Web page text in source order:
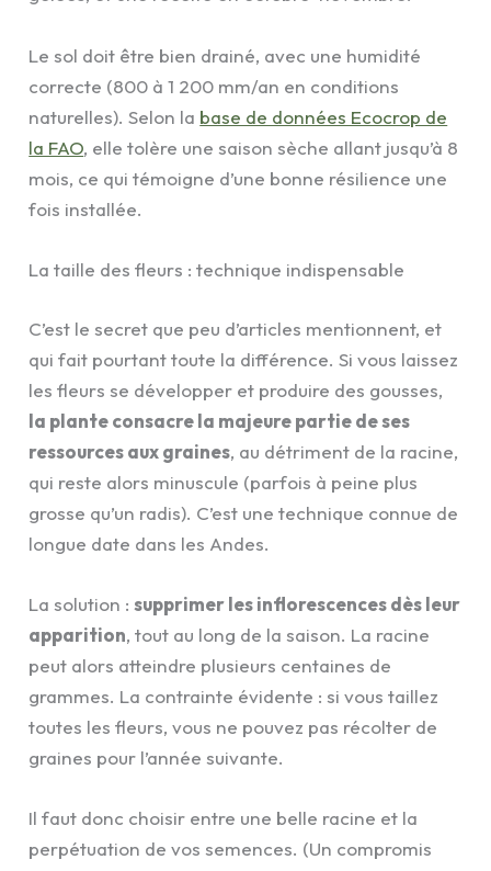
Le sol doit être bien drainé, avec une humidité
correcte (800 à 1 200 mm/an en conditions
naturelles). Selon la base de données Ecocrop de
la FAO, elle tolère une saison sèche allant jusqu’à 8
mois, ce qui témoigne d’une bonne résilience une
fois installée.
La taille des fleurs : technique indispensable
C’est le secret que peu d’articles mentionnent, et
qui fait pourtant toute la différence. Si vous laissez
les fleurs se développer et produire des gousses,
la plante consacre la majeure partie de ses
ressources aux graines, au détriment de la racine,
qui reste alors minuscule (parfois à peine plus
grosse qu’un radis). C’est une technique connue de
longue date dans les Andes.
La solution :supprimer les inflorescences dès leur
apparition, tout au long de la saison. La racine
peut alors atteindre plusieurs centaines de
grammes. La contrainte évidente : si vous taillez
toutes les fleurs, vous ne pouvez pas récolter de
graines pour l’année suivante.
Il faut donc choisir entre une belle racine et la
perpétuation de vos semences. (Un compromis